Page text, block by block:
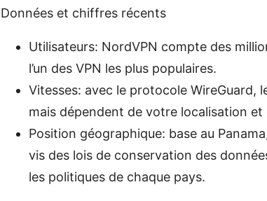
Données et chiffres récents
Utilisateurs: NordVPN compte des
l’un des VPN les plus populaires.
Vitesses: avec le protocole WireGuard,
mais dépendent de votre localisation et
Position géographique: base au
vis des lois de conservation des
les politiques de chaque pays.